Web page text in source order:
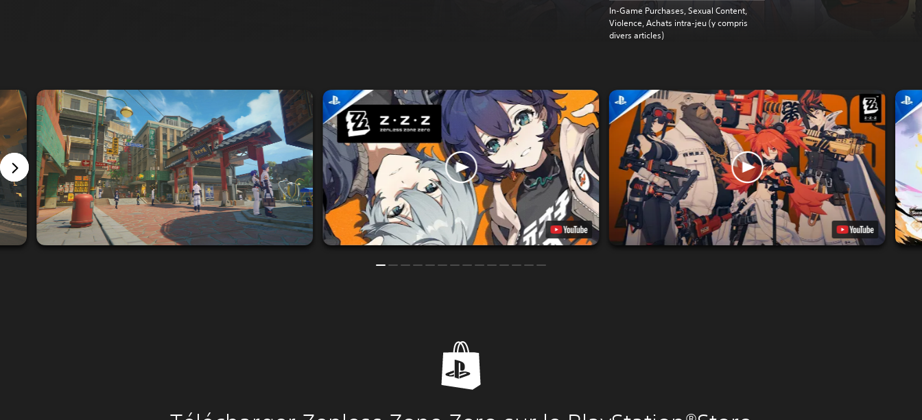
In-Game Purchases, Sexual Content,
Violence, Achats intra-jeu (y compris
divers articles)